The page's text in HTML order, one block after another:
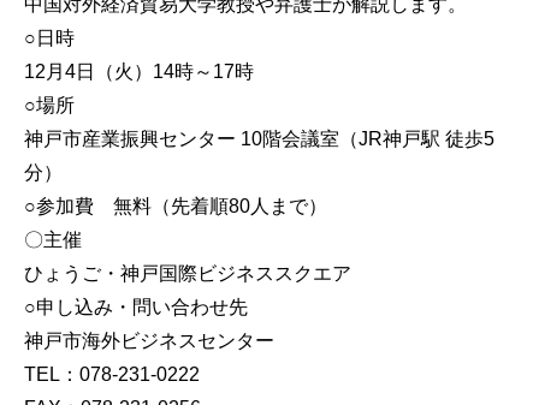
中国対外経済貿易大学教授や弁護士が解説します。
○日時
12月4日（火）14時～17時
○場所
神戸市産業振興センター 10階会議室（JR神戸駅 徒歩5
分）
○参加費 無料（先着順80人まで）
〇主催
ひょうご・神戸国際ビジネススクエア
○申し込み・問い合わせ先
神戸市海外ビジネスセンター
TEL：078-231-0222